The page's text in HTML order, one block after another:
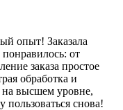
опыт! Заказала
от
заказа простое
обработка и
высшем уровне,
пользоваться снова!